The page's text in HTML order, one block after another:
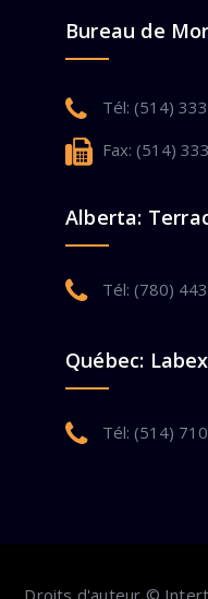
Bureau de
Tél: (514)
Fax: (514)
Alberta:
Tél: (780)
Québec:
Tél: (514)